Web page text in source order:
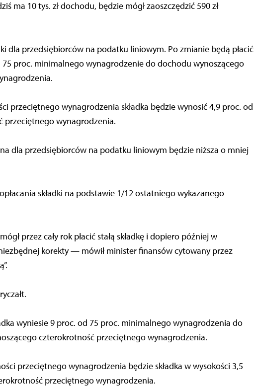
ma 10 tys. zł dochodu, będzie mógł zaoszczędzić 590 zł
dla przedsiębiorców na podatku liniowym. Po zmianie będą płacić
75 proc. minimalnego wynagrodzenie do dochodu wynoszącego
przeciętnego wynagrodzenia składka będzie wynosić 4,9 proc. od
przeciętnego wynagrodzenia.
dla przedsiębiorców na podatku liniowym będzie niższa o mniej
składki na podstawie 1/12 ostatniego wykazanego
przez cały rok płacić stałą składkę i dopiero później w
korekty — mówił minister finansów cytowany przez
wyniesie 9 proc. od 75 proc. minimalnego wynagrodzenia do
czterokrotność przeciętnego wynagrodzenia.
przeciętnego wynagrodzenia będzie składka w wysokości 3,5
przeciętnego wynagrodzenia.